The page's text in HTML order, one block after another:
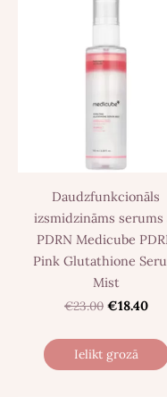
Daudzfunkcionāls
izsmidzināms serums
PDRN Medicube
Pink Glutathione
Mist
€23.00 €18.40
Ielikt grozā